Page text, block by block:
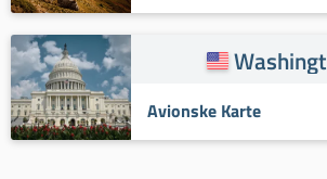
Avionske Karte